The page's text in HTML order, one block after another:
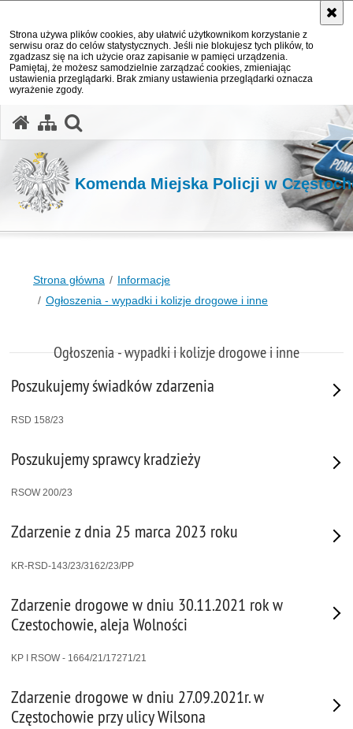
Strona używa plików cookies, aby ułatwić użytkownikom korzystanie z
serwisu oraz do celów statystycznych. Jeśli nie blokujesz tych plików, to
zgadzasz się na ich użycie oraz zapisanie w pamięci urządzenia.
Pamiętaj, że możesz samodzielnie zarządzać cookies, zmieniając
ustawienia przeglądarki. Brak zmiany ustawienia przeglądarki oznacza
wyrażenie zgody.
Komenda Miejska Policji w
Strona główna
Informacje
Ogłoszenia - wypadki i kolizje drogowe i inne
Ogłoszenia - wypadki i kolizje drogowe i inne
Poszukujemy świadków zdarzenia
RSD 158/23
Poszukujemy sprawcy kradzieży
RSOW 200/23
Zdarzenie z dnia 25 marca 2023 roku
KR-RSD-143/23/3162/23/PP
Zdarzenie drogowe w dniu 30.11.2021 rok w
Czestochowie, aleja Wolności
KP I RSOW - 1664/21/17271/21
Zdarzenie drogowe w dniu 27.09.2021r. w
Częstochowie przy ulicy Wilsona